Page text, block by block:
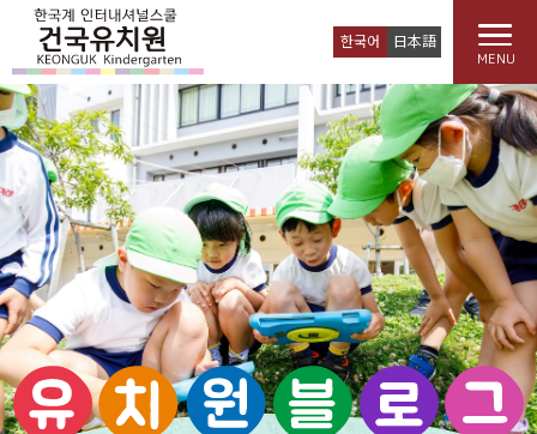
한국어 日本語
MENU